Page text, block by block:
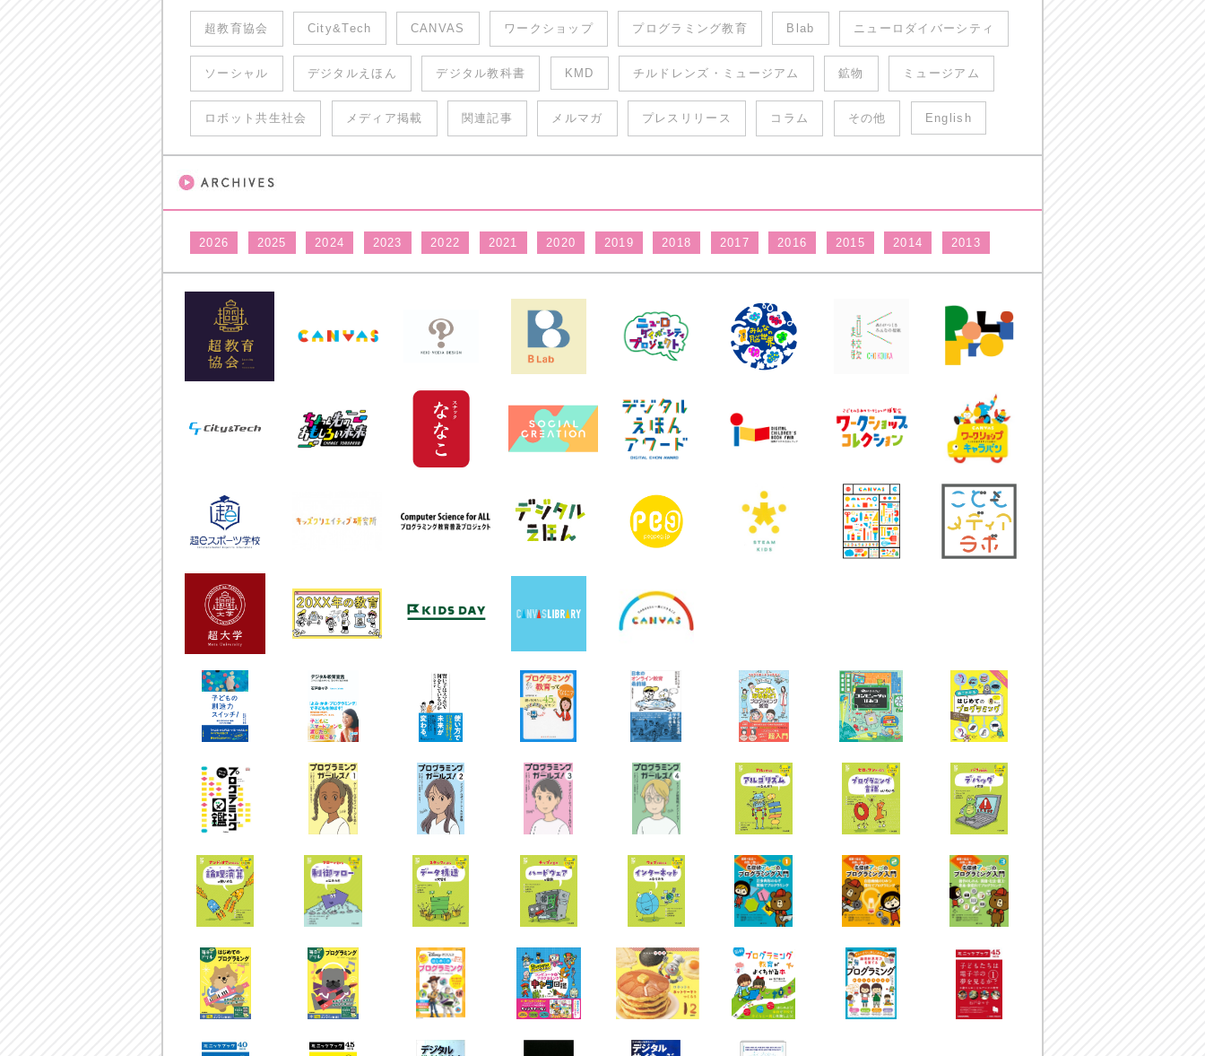
超教育協会 City&Tech CANVAS ワークショップ プログラミング教育 Blab ニューロダイバーシティ
ソーシャル デジタルえほん デジタル教科書 KMD チルドレンズ・ミュージアム 鉱物 ミュージアム
ロボット共生社会 メディア掲載 関連記事 メルマガ プレスリリース コラム その他 English
2026 2025 2024 2023 2022 2021 2020 2019 2018 2017 2016 2015 2014 2013